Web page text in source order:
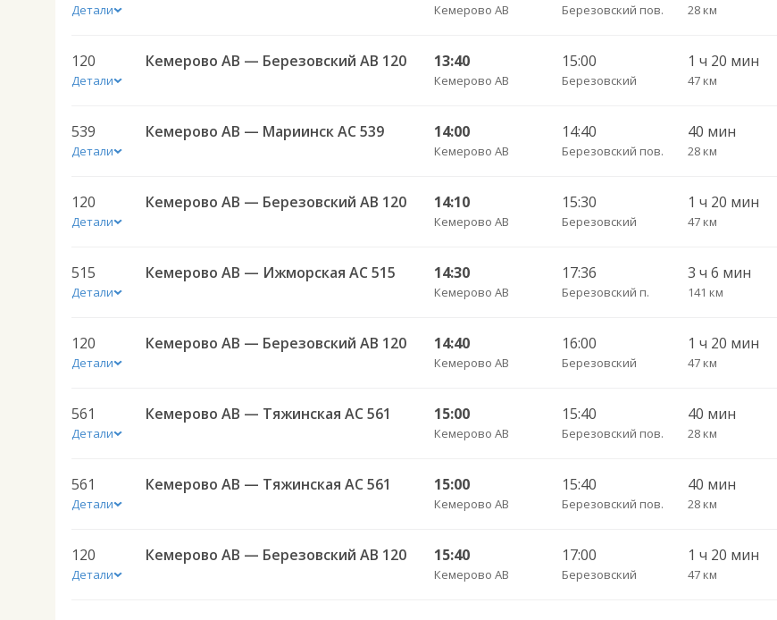
Детали Кемерово АВ Березовский пов. 28 км
120
Детали
Кемерово АВ — Березовский АВ 120 13:40
Кемерово АВ
15:00
Березовский
1 ч 20 мин
47 км
539
Детали
Кемерово АВ — Мариинск АС 539 14:00
Кемерово АВ
14:40
Березовский пов.
40 мин
28 км
120
Детали
Кемерово АВ — Березовский АВ 120 14:10
Кемерово АВ
15:30
Березовский
1 ч 20 мин
47 км
515
Детали
Кемерово АВ — Ижморская АС 515 14:30
Кемерово АВ
17:36
Березовский п.
3 ч 6 мин
141 км
120
Детали
Кемерово АВ — Березовский АВ 120 14:40
Кемерово АВ
16:00
Березовский
1 ч 20 мин
47 км
561
Детали
Кемерово АВ — Тяжинская АС 561 15:00
Кемерово АВ
15:40
Березовский пов.
40 мин
28 км
561
Детали
Кемерово АВ — Тяжинская АС 561 15:00
Кемерово АВ
15:40
Березовский пов.
40 мин
28 км
120
Детали
Кемерово АВ — Березовский АВ 120 15:40
Кемерово АВ
17:00
Березовский
1 ч 20 мин
47 км